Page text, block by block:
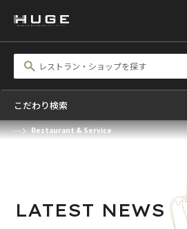
こだわり検索
Restaurant & Service
LATEST NEWS